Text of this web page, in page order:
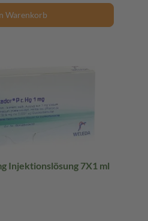
Warenkorb
Injektionslösung 7X1 ml